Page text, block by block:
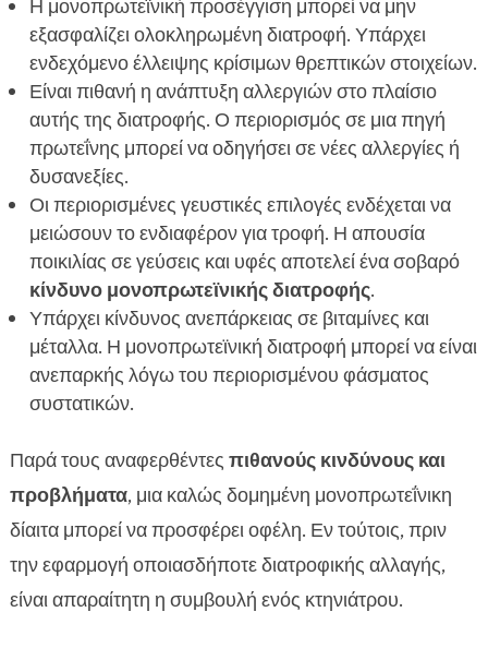
Η μονοπρωτεϊνική προσέγγιση μπορεί να μην
εξασφαλίζει ολοκληρωμένη διατροφή. Υπάρχει
ενδεχόμενο έλλειψης κρίσιμων θρεπτικών στοιχείων.
Είναι πιθανή η ανάπτυξη αλλεργιών στο πλαίσιο
αυτής της διατροφής. Ο περιορισμός σε μια πηγή
πρωτεΐνης μπορεί να οδηγήσει σε νέες αλλεργίες ή
δυσανεξίες.
Οι περιορισμένες γευστικές επιλογές ενδέχεται να
μειώσουν το ενδιαφέρον για τροφή. Η απουσία
ποικιλίας σε γεύσεις και υφές αποτελεί ένα σοβαρό
κίνδυνο μονοπρωτεϊνικής διατροφής.
Υπάρχει κίνδυνος ανεπάρκειας σε βιταμίνες και
μέταλλα. Η μονοπρωτεϊνική διατροφή μπορεί να είναι
ανεπαρκής λόγω του περιορισμένου φάσματος
συστατικών.
Παρά τους αναφερθέντες πιθανούς κινδύνους και
προβλήματα, μια καλώς δομημένη μονοπρωτεΐνικη
δίαιτα μπορεί να προσφέρει οφέλη. Εν τούτοις, πριν
την εφαρμογή οποιασδήποτε διατροφικής αλλαγής,
είναι απαραίτητη η συμβουλή ενός κτηνιάτρου.